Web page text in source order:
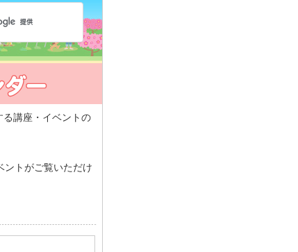
る講座・イベントの
ントがご覧いただけ